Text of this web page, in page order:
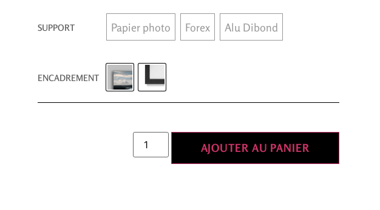
SUPPORT Papier photo Forex Alu Dibond
ENCADREMENT
AJOUTER AU PANIER